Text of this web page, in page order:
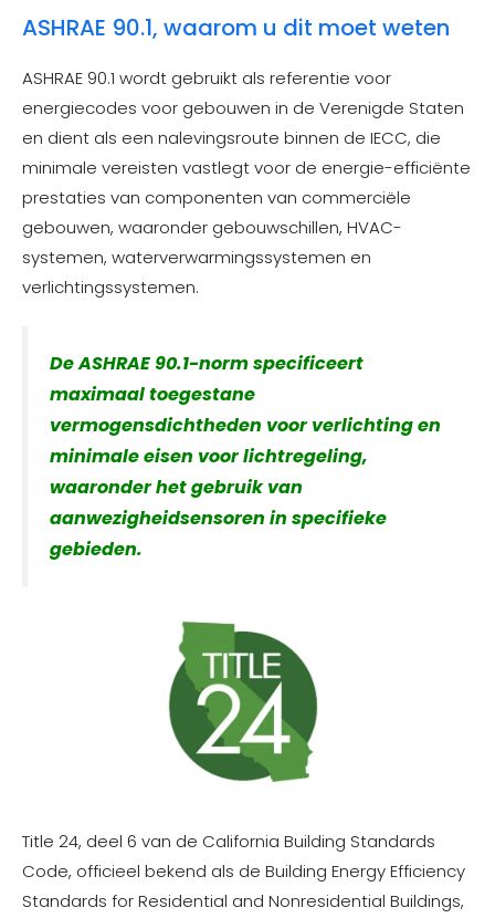
ASHRAE 90.1, waarom u dit moet weten
ASHRAE 90.1 wordt gebruikt als referentie voor
energiecodes voor gebouwen in de Verenigde Staten
en dient als een nalevingsroute binnen de IECC, die
minimale vereisten vastlegt voor de energie-efficiënte
prestaties van componenten van commerciële
gebouwen, waaronder gebouwschillen, HVAC-
systemen, waterverwarmingssystemen en
verlichtingssystemen.
De ASHRAE 90.1-norm specificeert
maximaal toegestane
vermogensdichtheden voor verlichting en
minimale eisen voor lichtregeling,
waaronder het gebruik van
aanwezigheidsensoren in specifieke
gebieden.
Title 24, deel 6 van de California Building Standards
Code, officieel bekend als de Building Energy Efficiency
Standards for Residential and Nonresidential Buildings,